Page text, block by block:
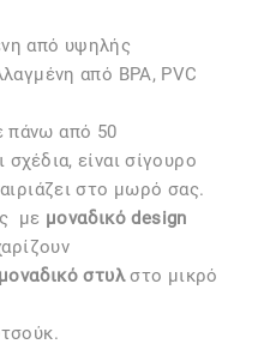
από υψηλής
από BPA, PVC
πάνω από 50
είναι σίγουρο
στο μωρό σας.
με μοναδικό design
στυλστο μικρό